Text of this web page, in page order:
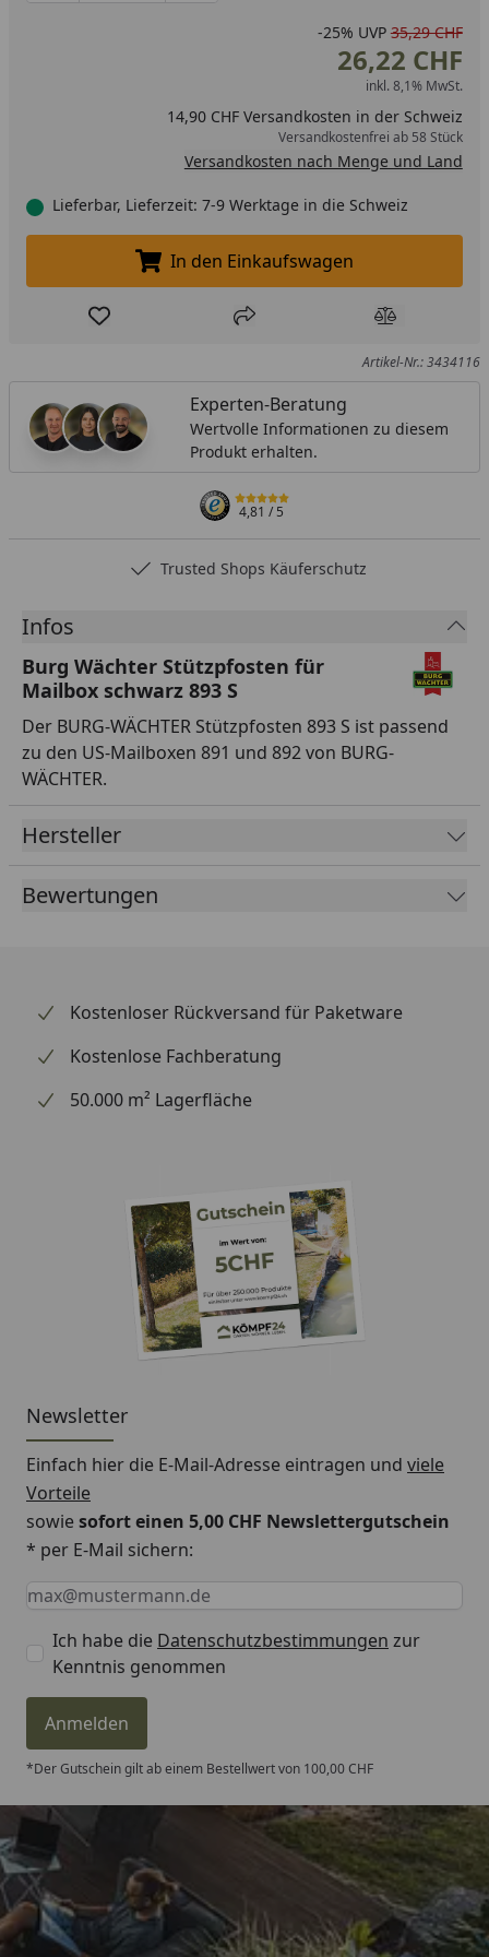
-25% UVP 35,29 CHF
26,22 CHF
inkl. 8,1% MwSt.
14,90 CHF Versandkosten in der Schweiz
Versandkostenfrei ab 58 Stück
Versandkosten nach Menge und Land
Lieferbar, Lieferzeit: 7-9 Werktage in die Schweiz
In den Einkaufswagen legen
In den Einkaufswagen
Produkt zur Wunschliste hinzufügen
Teilen Produkt
Artikel-Nr.: 3434116
Experten-Beratung
Wertvolle Informationen zu diesem
Produkt erhalten.
4,81/ 5
Trusted Shops Käuferschutz
Infos
Burg Wächter Stützpfosten für
Mailbox schwarz 893 S
Der BURG-WÄCHTER Stützpfosten 893 S ist passend
zu den US-Mailboxen 891 und 892 von BURG-
WÄCHTER.
Hersteller
Bewertungen
Kostenloser Rückversand für Paketware
Kostenlose Fachberatung
50.000 m² Lagerfläche
Newsletter
Einfach hier die E-Mail-Adresse eintragen und viele
Vorteile
sowiesofort einen 5,00 CHF Newslettergutschein
* per E-Mail sichern:
Keine Eingabe erforderlich
Eingabe erforderlich
E-Mail *
Ich habe die Datenschutzbestimmungen zur
Kenntnis genommen
Anmelden
*Der Gutschein gilt ab einem Bestellwert von 100,00 CHF
Trusted Shops
4,81/ 5